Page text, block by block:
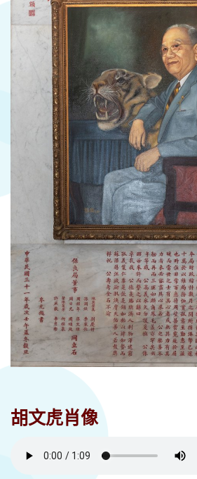
胡文虎肖像